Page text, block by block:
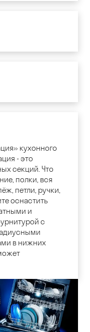
кухонного
- это
секций. Что
полки, вся
петли, ручки,
оснастить
и
с
в нижних